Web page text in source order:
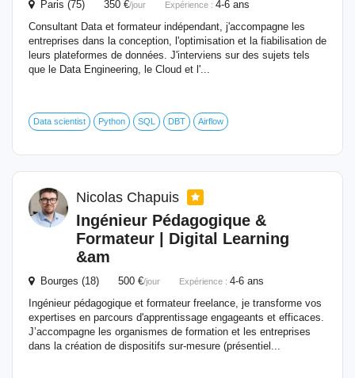
Paris (75) 350 €/jour Expérience : 4-6 ans
Consultant Data et formateur indépendant, j'accompagne les
entreprises dans la conception, l'optimisation et la fiabilisation de
leurs plateformes de données. J'interviens sur des sujets tels
que le Data Engineering, le Cloud et l'...
Data scientist Python SQL DBT Airflow
Nicolas Chapuis
Ingénieur Pédagogique &
Formateur | Digital Learning
&am
Bourges (18) 500 €/jour Expérience : 4-6 ans
Ingénieur pédagogique et formateur freelance, je transforme vos
expertises en parcours d'apprentissage engageants et efficaces.
J’accompagne les organismes de formation et les entreprises
dans la création de dispositifs sur-mesure (présentiel...